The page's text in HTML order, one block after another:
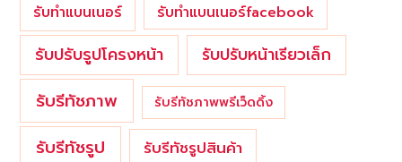
รับทำแบนเนอร์ รับทำแบนเนอร์facebook
รับปรับรูปโครงหน้า รับปรับหน้าเรียวเล็ก
รับรีทัชภาพ รับรีทัชภาพพรีเว็ดดิ้ง
รับรีทัชรูป
รับรีทัชรูปสินค้า